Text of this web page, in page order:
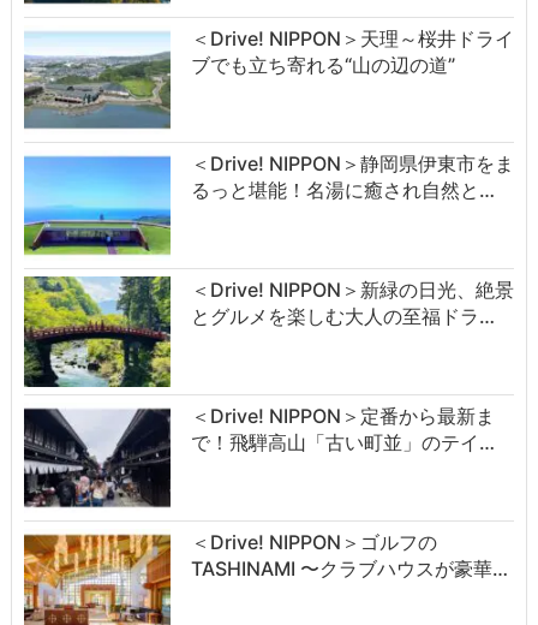
＜Drive! NIPPON＞天理～桜井ドライ
ブでも立ち寄れる“山の辺の道”
＜Drive! NIPPON＞静岡県伊東市をま
るっと堪能！名湯に癒され自然と…
＜Drive! NIPPON＞新緑の日光、絶景
とグルメを楽しむ大人の至福ドラ…
＜Drive! NIPPON＞定番から最新ま
で！飛騨高山「古い町並」のテイ…
＜Drive! NIPPON＞ゴルフの
TASHINAMI 〜クラブハウスが豪華…